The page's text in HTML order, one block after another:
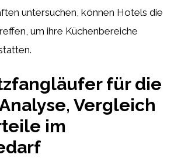
untersuchen, können Hotels die
um ihre Küchenbereiche
für die
Vergleich
im